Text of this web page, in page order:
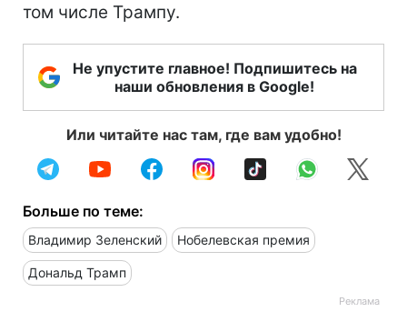
том числе Трампу.
Не упустите главное! Подпишитесь на
наши обновления в Google!
Или читайте нас там, где вам удобно!
Больше по теме:
Владимир Зеленский Нобелевская премия
Дональд Трамп